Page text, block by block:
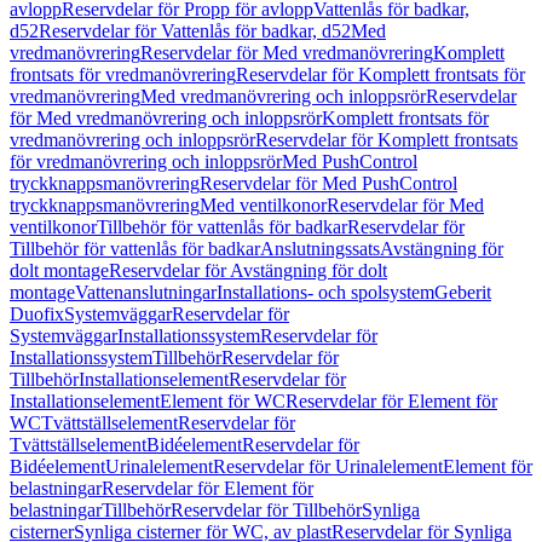
avloppReservdelar för Propp för avloppVattenlås för badkar,
d52Reservdelar för Vattenlås för badkar, d52Med
vredmanövreringReservdelar för Med vredmanövreringKomplett
frontsats för vredmanövreringReservdelar för Komplett frontsats för
vredmanövreringMed vredmanövrering och inloppsrörReservdelar
för Med vredmanövrering och inloppsrörKomplett frontsats för
vredmanövrering och inloppsrörReservdelar för Komplett frontsats
för vredmanövrering och inloppsrörMed PushControl
tryckknappsmanövreringReservdelar för Med PushControl
tryckknappsmanövreringMed ventilkonorReservdelar för Med
ventilkonorTillbehör för vattenlås för badkarReservdelar för
Tillbehör för vattenlås för badkarAnslutningssatsAvstängning för
dolt montageReservdelar för Avstängning för dolt
montageVattenanslutningarInstallations- och spolsystemGeberit
DuofixSystemväggarReservdelar för
SystemväggarInstallationssystemReservdelar för
InstallationssystemTillbehörReservdelar för
TillbehörInstallationselementReservdelar för
InstallationselementElement för WCReservdelar för Element för
WCTvättställselementReservdelar för
TvättställselementBidéelementReservdelar för
BidéelementUrinalelementReservdelar för UrinalelementElement för
belastningarReservdelar för Element för
belastningarTillbehörReservdelar för TillbehörSynliga
cisternerSynliga cisterner för WC, av plastReservdelar för Synliga